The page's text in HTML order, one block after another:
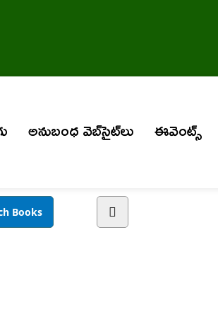
అనుబంధ వెబ్‌సైట్‌లు
ఈవెంట్స్